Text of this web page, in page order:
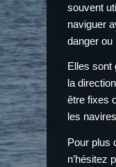
souvent
naviguer
danger
Elles sont
la
être fixes
les
Pour plus
n’hésitez